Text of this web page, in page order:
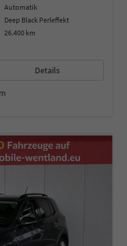
Automatik
Deep Black Perleffekt
26.400 km
Details